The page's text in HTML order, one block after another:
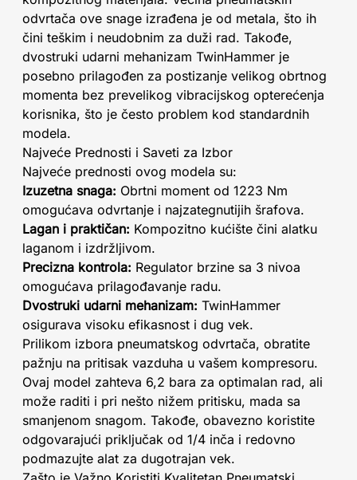
odvrtača ove snage izrađena je od metala, što ih
čini teškim i neudobnim za duži rad. Takođe,
dvostruki udarni mehanizam TwinHammer je
posebno prilagođen za postizanje velikog obrtnog
momenta bez prevelikog vibracijskog opterećenja
korisnika, što je često problem kod standardnih
modela.
Najveće Prednosti i Saveti za Izbor
Najveće prednosti ovog modela su:
Izuzetna snaga: Obrtni moment od 1223 Nm
omogućava odvrtanje i najzategnutijih šrafova.
Lagan i praktičan: Kompozitno kućište čini alatku
laganom i izdržljivom.
Precizna kontrola: Regulator brzine sa 3 nivoa
omogućava prilagođavanje radu.
Dvostruki udarni mehanizam: TwinHammer
osigurava visoku efikasnost i dug vek.
Prilikom izbora pneumatskog odvrtača, obratite
pažnju na pritisak vazduha u vašem kompresoru.
Ovaj model zahteva 6,2 bara za optimalan rad, ali
može raditi i pri nešto nižem pritisku, mada sa
smanjenom snagom. Takođe, obavezno koristite
odgovarajući priključak od 1/4 inča i redovno
podmazujte alat za dugotrajan vek.